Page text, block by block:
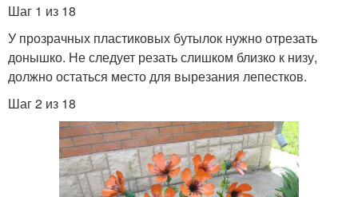
Шаг 1 из 18
У прозрачных пластиковых бутылок нужно отрезать
донышко. Не следует резать слишком близко к низу,
должно остаться место для вырезания лепестков.
Шаг 2 из 18